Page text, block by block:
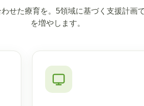
せた療育を。5領域に基づく支援計画
を増やします。